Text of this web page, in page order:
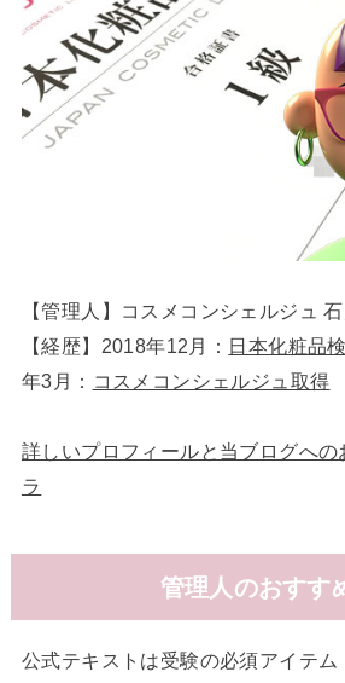
【管理人】コスメコンシェルジュ 石
【経歴】2018年12月： 日本化粧品
年3月： コスメコンシェルジュ取得
詳しいプロフィールと当ブログへ
ラ
管理人のおすす
公式テキストは受験の必須アイテム